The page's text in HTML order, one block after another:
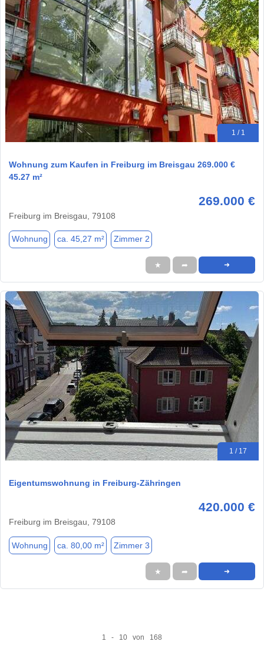
1 / 1
Wohnung zum Kaufen in Freiburg im Breisgau 269.000 €
45.27 m²
269.000 €
Freiburg im Breisgau, 79108
Wohnung ca. 45,27 m² Zimmer 2
★ ➦ ➜
1 / 17
Eigentumswohnung in Freiburg-Zähringen
420.000 €
Freiburg im Breisgau, 79108
Wohnung ca. 80,00 m² Zimmer 3
★ ➦ ➜
1 - 10 von 168